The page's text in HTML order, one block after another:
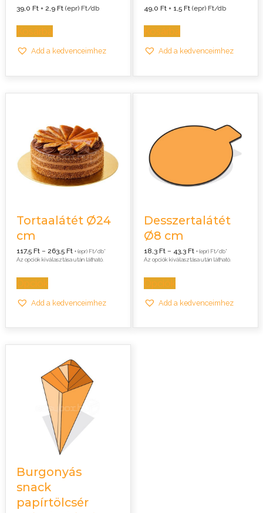
39,0Ft +2,9Ft (epr) Ft/db
Kosárba
Add a kedvenceimhez
49,0Ft + 1,5Ft (epr) Ft/db
Kosárba
Add a kedvenceimhez
Tortaalátét Ø24
cm
117,5Ft – 263,5FtÁrtartomány:
117,5 Ft
-
+ (epr) Ft/db*
Az opciók kiválasztása után látható.
Opciók
Add a kedvenceimhez
Desszertalátét
Ø8 cm
18,3Ft – 43,3FtÁrtartomány:
18,3 Ft
-
+ (epr) Ft/db*
Az opciók kiválasztása után látható.
Opciók
Add a kedvenceimhez
Burgonyás
snack
papírtölcsér